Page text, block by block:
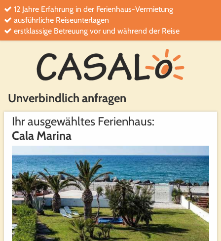
12 Jahre Erfahrung in der Ferienhaus-Vermietung
ausführliche Reiseunterlagen
erstklassige Betreuung vor und während der Reise
Unverbindlich anfragen
Ihr ausgewähltes Ferienhaus:
Cala Marina